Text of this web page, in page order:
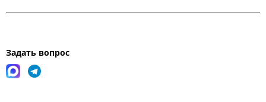
Задать вопрос